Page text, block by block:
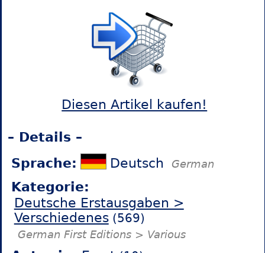
Diesen Artikel kaufen!
– Details –
Sprache:
Deutsch German
Kategorie:
Deutsche Erstausgaben >
Verschiedenes(569)
German First Editions > Various